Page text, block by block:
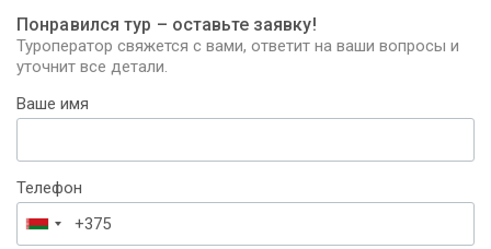
Понравился тур – оставьте заявку!
Туроператор свяжется с вами, ответит на ваши вопросы и
уточнит все детали.
Ваше имя
Телефон
Беларусь